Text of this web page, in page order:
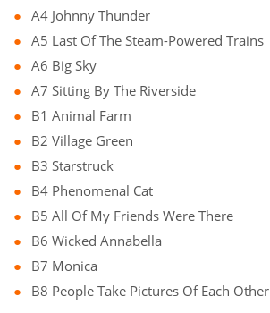
A4 Johnny Thunder
A5 Last Of The Steam-Powered Trains
A6 Big Sky
A7 Sitting By The Riverside
B1 Animal Farm
B2 Village Green
B3 Starstruck
B4 Phenomenal Cat
B5 All Of My Friends Were There
B6 Wicked Annabella
B7 Monica
B8 People Take Pictures Of Each Other